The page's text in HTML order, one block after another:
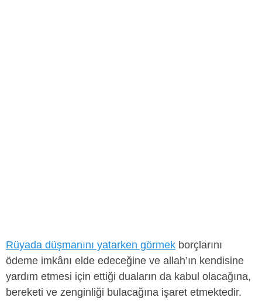
Rüyada düşmanını yatarken görmek borçlarını
ödeme imkânı elde edeceğine ve allah’ın kendisine
yardım etmesi için ettiği duaların da kabul olacağına,
bereketi ve zenginliği bulacağına işaret etmektedir.